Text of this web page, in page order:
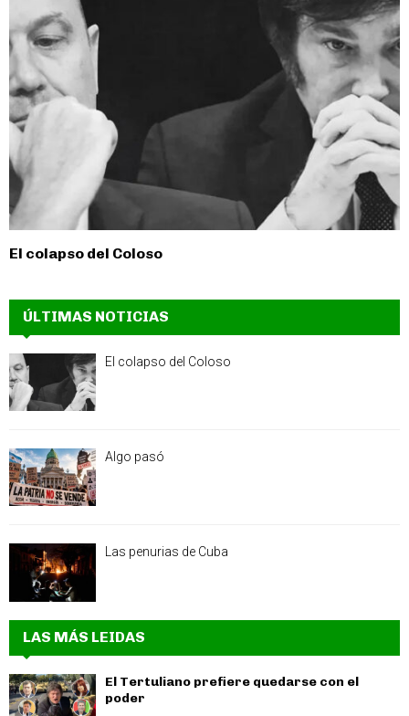
El colapso del Coloso
ÚLTIMAS NOTICIAS
El colapso del Coloso
Algo pasó
Las penurias de Cuba
LAS MÁS LEIDAS
El Tertuliano prefiere quedarse con el
poder